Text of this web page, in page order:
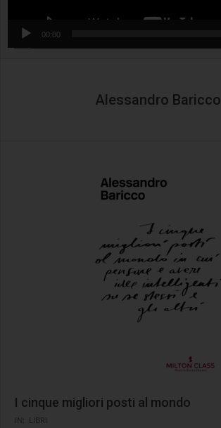
00:00
Alessandro Baricco
I cinque migliori posti al mondo
2020-
IN: LIBRI